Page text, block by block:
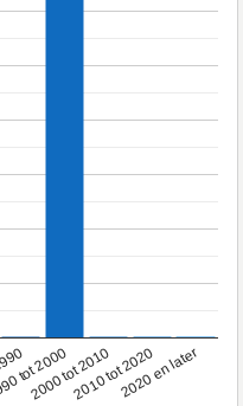
tot 2000
2000 tot 20102010 tot 20202020 en later